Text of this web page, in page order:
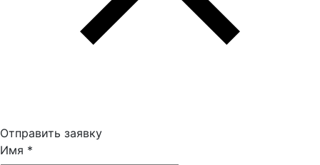
Отправить заявку
Имя *